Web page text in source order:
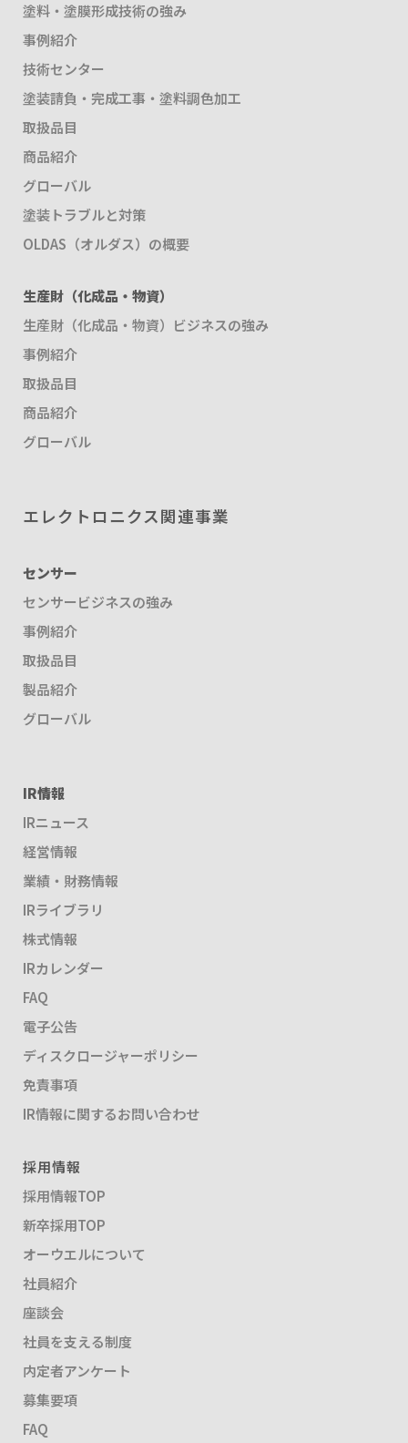
塗料・塗膜形成技術の強み
事例紹介
技術センター
塗装請負・完成工事・塗料調色加工
取扱品目
商品紹介
グローバル
塗装トラブルと対策
OLDAS（オルダス）の概要
生産財（化成品・物資）
生産財（化成品・物資）ビジネスの強み
事例紹介
取扱品目
商品紹介
グローバル
エレクトロニクス関連事業
センサー
センサービジネスの強み
事例紹介
取扱品目
製品紹介
グローバル
IR情報
IRニュース
経営情報
業績・財務情報
IRライブラリ
株式情報
IRカレンダー
FAQ
電子公告
ディスクロージャーポリシー
免責事項
IR情報に関するお問い合わせ
採用情報
採用情報TOP
新卒採用TOP
オーウエルについて
社員紹介
座談会
社員を支える制度
内定者アンケート
募集要項
FAQ